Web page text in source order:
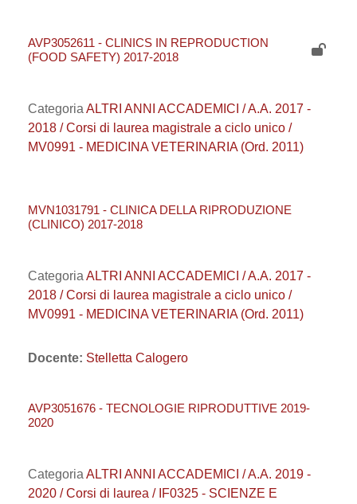
AVP3052611 - CLINICS IN REPRODUCTION
(FOOD SAFETY) 2017-2018
Categoria ALTRI ANNI ACCADEMICI / A.A. 2017 -
2018 / Corsi di laurea magistrale a ciclo unico /
MV0991 - MEDICINA VETERINARIA (Ord. 2011)
MVN1031791 - CLINICA DELLA RIPRODUZIONE
(CLINICO) 2017-2018
Categoria ALTRI ANNI ACCADEMICI / A.A. 2017 -
2018 / Corsi di laurea magistrale a ciclo unico /
MV0991 - MEDICINA VETERINARIA (Ord. 2011)
Docente: Stelletta Calogero
AVP3051676 - TECNOLOGIE RIPRODUTTIVE 2019-
2020
Categoria ALTRI ANNI ACCADEMICI / A.A. 2019 -
2020 / Corsi di laurea / IF0325 - SCIENZE E